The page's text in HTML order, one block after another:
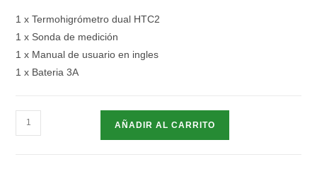
1 x Termohigrómetro dual HTC2
1 x Sonda de medición
1 x Manual de usuario en ingles
1 x Bateria 3A
AÑADIR AL CARRITO